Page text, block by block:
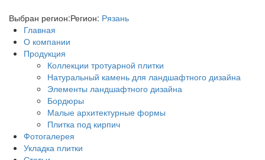
Выбран регион:Регион: Рязань
Главная
О компании
Продукция
Коллекции тротуарной плитки
Натуральный камень для ландшафтного дизайна
Элементы ландшафтного дизайна
Бордюры
Малые архитектурные формы
Плитка под кирпич
Фотогалерея
Укладка плитки